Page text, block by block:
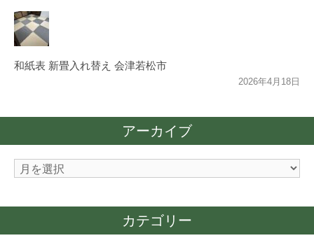
和紙表 新畳入れ替え 会津若松市
2026年4月18日
アーカイブ
ア
カ
カテゴリー